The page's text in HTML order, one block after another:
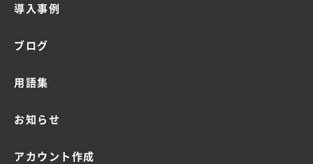
導入事例
ブログ
用語集
お知らせ
アカウント作成